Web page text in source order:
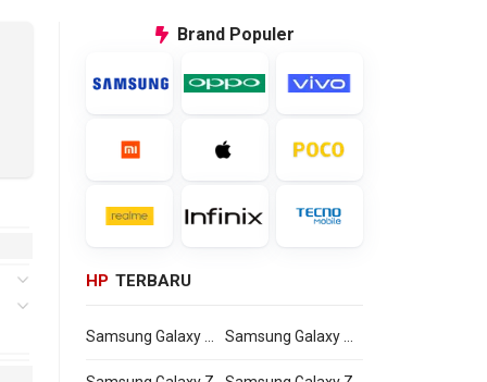
Brand Populer
HP TERBARU